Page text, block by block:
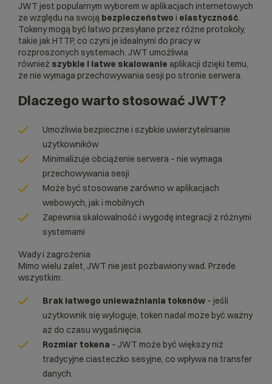
JWT jest popularnym wyborem w aplikacjach internetowych
ze względu na swoją bezpieczeństwo i elastyczność.
Tokeny mogą być łatwo przesyłane przez różne protokoły,
takie jak HTTP, co czyni je idealnymi do pracy w
rozproszonych systemach. JWT umożliwia
również szybkie i łatwe skalowanie aplikacji dzięki temu,
że nie wymaga przechowywania sesji po stronie serwera.
Dlaczego warto stosować JWT?
Umożliwia bezpieczne i szybkie uwierzytelnianie
użytkowników
Minimalizuje obciążenie serwera – nie wymaga
przechowywania sesji
Może być stosowane zarówno w aplikacjach
webowych, jak i mobilnych
Zapewnia skalowalność i wygodę integracji z różnymi
systemami
Wady i zagrożenia
Mimo wielu zalet, JWT nie jest pozbawiony wad. Przede
wszystkim:
Brak łatwego unieważniania tokenów – jeśli
użytkownik się wyloguje, token nadal może być ważny
aż do czasu wygaśnięcia.
Rozmiar tokena – JWT może być większy niż
tradycyjne ciasteczko sesyjne, co wpływa na transfer
danych.